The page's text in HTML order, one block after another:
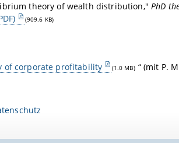
theory of wealth distribution," PhD
(909.6 KB)
of corporate profitability (1.0 MB) “ (mit P.